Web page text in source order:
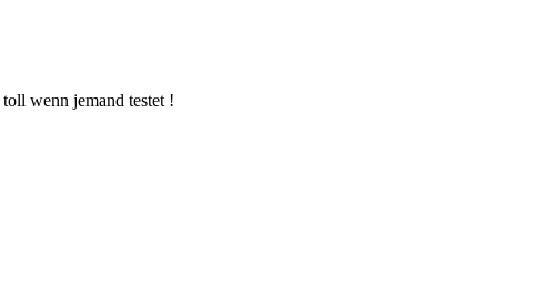
wenn jemand testet !